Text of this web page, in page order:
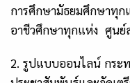
การศึกษามัธยมศึกษาทุก
อาชีวศึกษาทุกแห่ง ศูนย์ส่
2. รูปแบบออนไลน์ กระท